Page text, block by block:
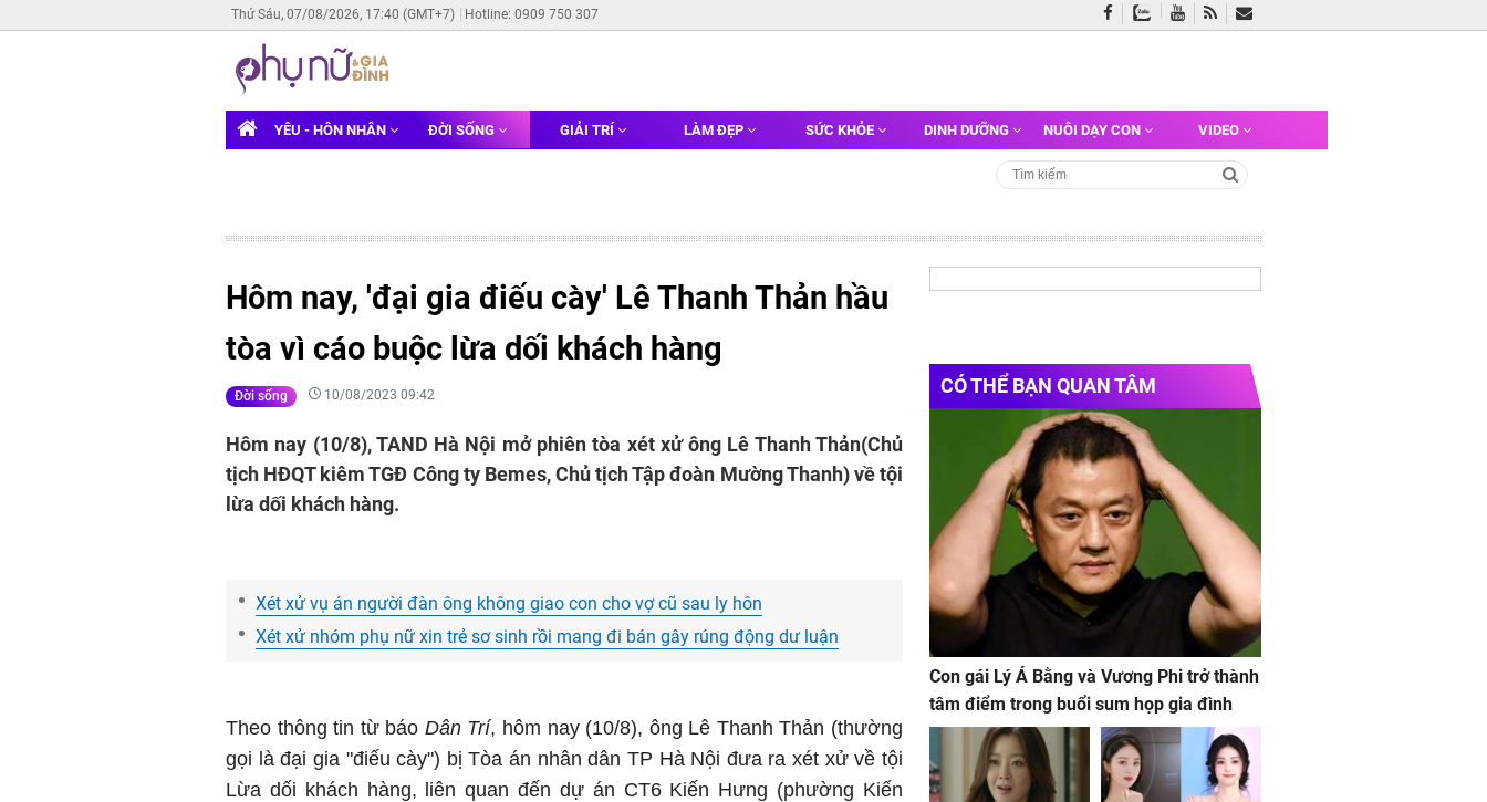
Thứ Sáu, 07/08/2026, 17:40 (GMT+7) Hotline: 0909 750 307
YÊU - HÔN NHÂN ĐỜI SỐNG GIẢI TRÍ LÀM ĐẸP SỨC KHỎE DINH DƯỠNG NUÔI DẠY CON VIDEO
Hôm nay, 'đại gia điếu cày' Lê Thanh Thản hầu
tòa vì cáo buộc lừa dối khách hàng
Đời sống 10/08/2023 09:42
Hôm nay (10/8), TAND Hà Nội mở phiên tòa xét xử ông Lê Thanh Thản(Chủ
tịch HĐQT kiêm TGĐ Công ty Bemes, Chủ tịch Tập đoàn Mường Thanh) về tội
lừa dối khách hàng.
Xét xử vụ án người đàn ông không giao con cho vợ cũ sau ly hôn
Xét xử nhóm phụ nữ xin trẻ sơ sinh rồi mang đi bán gây rúng động dư luận
Theo thông tin từ báo Dân Trí, hôm nay (10/8), ông Lê Thanh Thản (thường
gọi là đại gia "điếu cày") bị Tòa án nhân dân TP Hà Nội đưa ra xét xử về tội
Lừa dối khách hàng, liên quan đến dự án CT6 Kiến Hưng (phường Kiến
CÓ THỂ BẠN QUAN TÂM
Con gái Lý Á Bằng và Vương Phi trở thành
tâm điểm trong buổi sum họp gia đình